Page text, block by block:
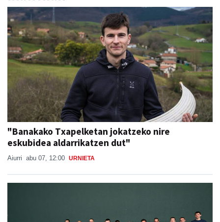
"Banakako Txapelketan jokatzeko nire
eskubidea aldarrikatzen dut"
Aiurri abu 07, 12:00 URNIETA